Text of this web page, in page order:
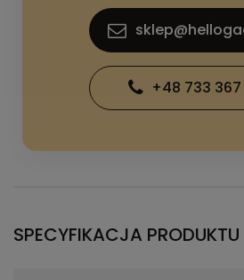
+48 733
SPECYFIKACJA PRODUKTU